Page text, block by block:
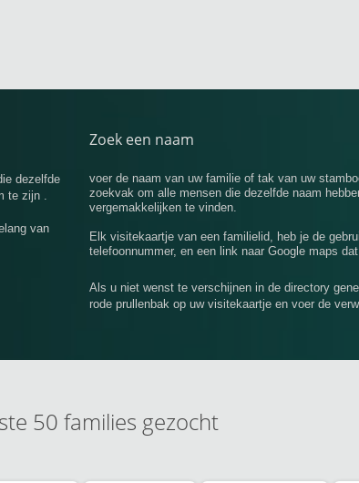
dezelfde
te zijn .
van
Zoek een naam
voer de naam van uw familie of tak van uw
zoekvak om alle mensen die dezelfde naam
vergemakkelijken te vinden.
Elk visitekaartje van een familielid, heb je de
telefoonnummer, en een link naar Google maps
Als u niet wenst te verschijnen in de directory
rode prullenbak op uw visitekaartje en voer de
50 families gezocht